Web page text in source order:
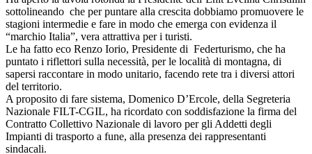
sottolineando che per puntare alla crescita dobbiamo promuovere le
stagioni intermedie e fare in modo che emerga con evidenza il
“marchio Italia”, vera attrattiva per i turisti.
Le ha fatto eco Renzo Iorio, Presidente di Federturismo, che ha
puntato i riflettori sulla necessità, per le località di montagna, di
sapersi raccontare in modo unitario, facendo rete tra i diversi attori
del territorio.
A proposito di fare sistema, Domenico D’Ercole, della Segreteria
Nazionale FILT-CGIL, ha ricordato con soddisfazione la firma del
Contratto Collettivo Nazionale di lavoro per gli Addetti degli
Impianti di trasporto a fune, alla presenza dei rappresentanti
sindacali.